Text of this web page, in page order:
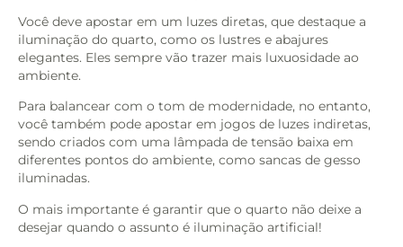
Você deve apostar em um luzes diretas, que destaque a
iluminação do quarto, como os lustres e abajures
elegantes. Eles sempre vão trazer mais luxuosidade ao
ambiente.
Para balancear com o tom de modernidade, no entanto,
você também pode apostar em jogos de luzes indiretas,
sendo criados com uma lâmpada de tensão baixa em
diferentes pontos do ambiente, como sancas de gesso
iluminadas.
O mais importante é garantir que o quarto não deixe a
desejar quando o assunto é iluminação artificial!